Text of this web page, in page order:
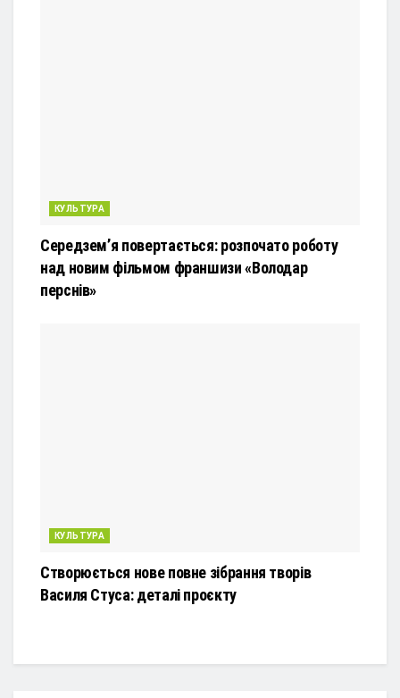
КУЛЬТУРА
Середзем’я повертається: розпочато роботу
над новим фільмом франшизи «Володар
перснів»
КУЛЬТУРА
Створюється нове повне зібрання творів
Василя Стуса: деталі проєкту